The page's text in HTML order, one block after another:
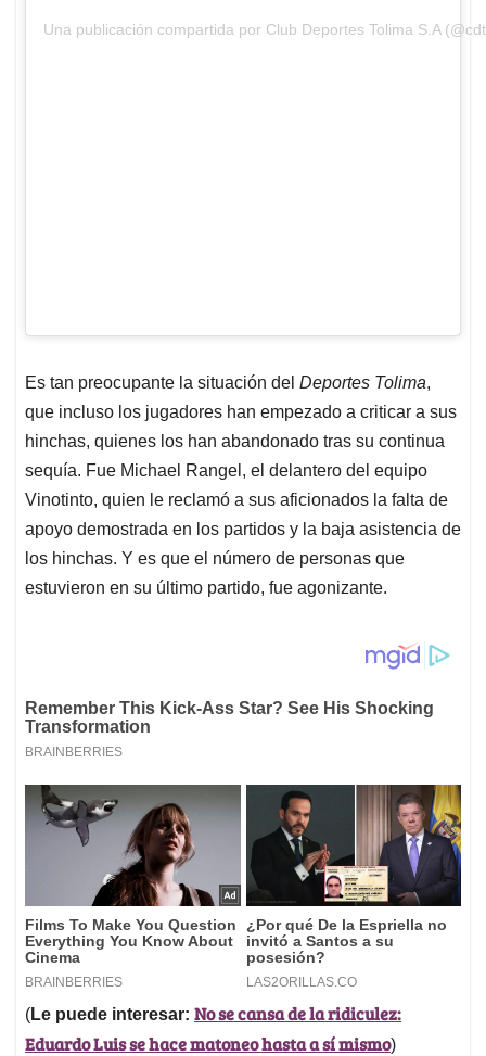
Una publicación compartida por Club Deportes Tolima S.A
Es tan preocupante la situación del Deportes Tolima,
que incluso los jugadores han empezado a criticar a sus
hinchas, quienes los han abandonado tras su continua
sequía. Fue Michael Rangel, el delantero del equipo
Vinotinto, quien le reclamó a sus aficionados la falta de
apoyo demostrada en los partidos y la baja asistencia de
los hinchas. Y es que el número de personas que
estuvieron en su último partido, fue agonizante.
(Le puede interesar: No se cansa de la ridiculez:
Eduardo Luis se hace matoneo hasta a sí mismo)